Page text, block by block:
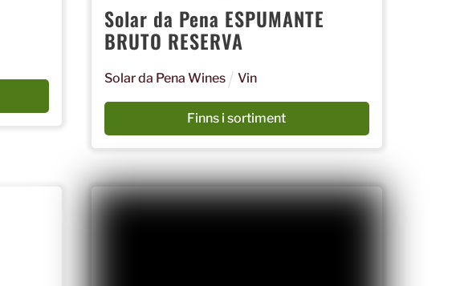
Solar da Pena ESPUMANTE
BRUTO RESERVA
Solar da Pena Wines Vin
Finns i sortiment